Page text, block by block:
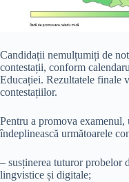
Candidații nemulțumiți de
contestații, conform
Educației. Rezultatele finale
contestațiilor.
Pentru a promova examenul,
îndeplinească următoarele
– susținerea tuturor probelor
lingvistice și digitale;